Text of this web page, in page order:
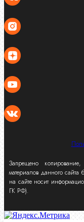
Запрещено
материалов данного сайта
на сайте носит
ГК РФ).